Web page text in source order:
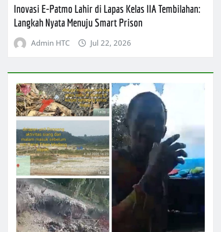
Inovasi E-Patmo Lahir di Lapas Kelas IIA Tembilahan:
Langkah Nyata Menuju Smart Prison
Admin HTC Jul 22, 2026